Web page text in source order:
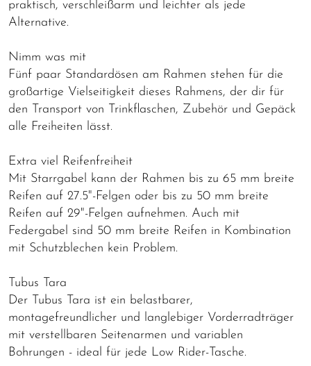
praktisch, verschleißarm und leichter als jede
Alternative.
Nimm was mit
Fünf paar Standardösen am Rahmen stehen für die
großartige Vielseitigkeit dieses Rahmens, der dir für
den Transport von Trinkflaschen, Zubehör und Gepäck
alle Freiheiten lässt.
Extra viel Reifenfreiheit
Mit Starrgabel kann der Rahmen bis zu 65 mm breite
Reifen auf 27.5"-Felgen oder bis zu 50 mm breite
Reifen auf 29"-Felgen aufnehmen. Auch mit
Federgabel sind 50 mm breite Reifen in Kombination
mit Schutzblechen kein Problem.
Tubus Tara
Der Tubus Tara ist ein belastbarer,
montagefreundlicher und langlebiger Vorderradträger
mit verstellbaren Seitenarmen und variablen
Bohrungen - ideal für jede Low Rider-Tasche.